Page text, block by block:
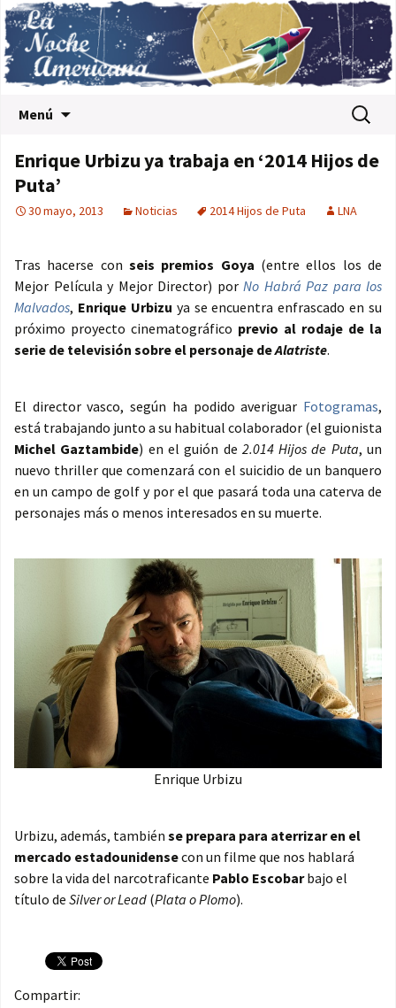
Menú Buscar:
Enrique Urbizu ya trabaja en ‘2014 Hijos de
Puta’
30 mayo, 2013 Noticias 2014 Hijos de Puta LNA
Tras hacerse con seis premios Goya (entre ellos los de
Mejor Película y Mejor Director) por No Habrá Paz para los
Malvados, Enrique Urbizu ya se encuentra enfrascado en su
próximo proyecto cinematográfico previo al rodaje de la
serie de televisión sobre el personaje deAlatriste.
El director vasco, según ha podido averiguar Fotogramas,
está trabajando junto a su habitual colaborador (el guionista
Michel Gaztambide) en el guión de 2.014 Hijos de Puta, un
nuevo thriller que comenzará con el suicidio de un banquero
en un campo de golf y por el que pasará toda una caterva de
personajes más o menos interesados en su muerte.
Enrique Urbizu
Urbizu, además, también se prepara para aterrizar en el
mercado estadounidensecon un filme que nos hablará
sobre la vida del narcotraficante Pablo Escobarbajo el
título de Silver or Lead (Plata o Plomo).
Compartir: